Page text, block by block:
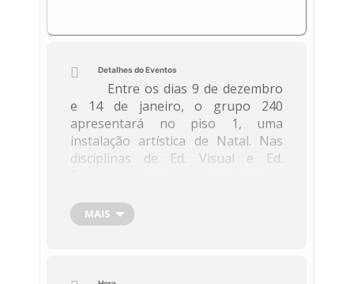
Detalhes do Eventos
Entre os dias 9 de dezembro
e 14 de janeiro, o grupo 240
apresentará no piso 1, uma
instalação artística de Natal. Nas
disciplinas de Ed. Visual e Ed.
âmbito do tema,
tempo neste Natal”
que tem como objetivo promover a
MAIS